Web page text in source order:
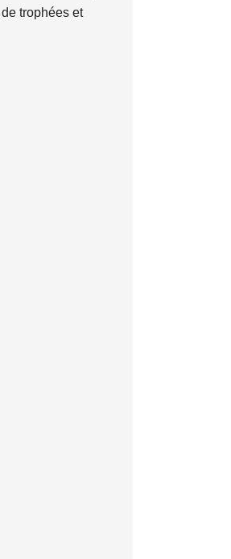
trophées et